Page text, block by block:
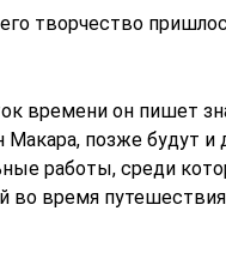
творчество
времени он пишет
Макара, позже будут и
работы, среди
во время